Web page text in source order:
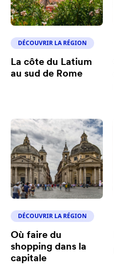
DÉCOUVRIR LA RÉGION
La côte du Latium
au sud de Rome
DÉCOUVRIR LA RÉGION
Où faire du
shopping dans la
capitale